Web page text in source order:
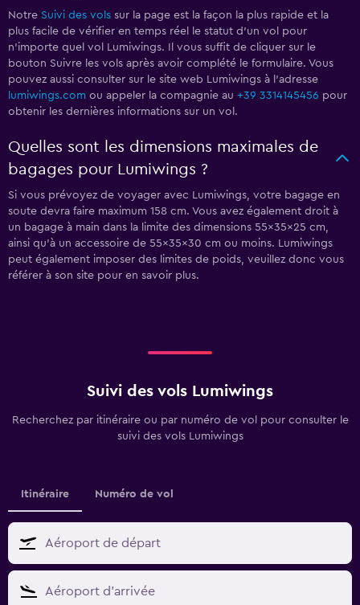
Notre Suivi des vols sur la page est la façon la plus rapide et la
plus facile de vérifier en temps réel le statut d'un vol pour
n'importe quel vol Lumiwings. Il vous suffit de cliquer sur le
bouton Suivre les vols après avoir complété le formulaire. Vous
pouvez aussi consulter sur le site web Lumiwings à l'adresse
lumiwings.com ou appeler la compagnie au +39 3314145456 pour
obtenir les dernières informations sur un vol.
Quelles sont les dimensions maximales de
bagages pour Lumiwings ?
Si vous prévoyez de voyager avec Lumiwings, votre bagage en
soute devra faire maximum 158 cm. Vous avez également droit à
un bagage à main dans la limite des dimensions 55x35x25 cm,
ainsi qu’à un accessoire de 55x35x30 cm ou moins. Lumiwings
peut également imposer des limites de poids, veuillez donc vous
référer à son site pour en savoir plus.
Suivi des vols Lumiwings
Recherchez par itinéraire ou par numéro de vol pour consulter le
suivi des vols Lumiwings
Itinéraire Numéro de vol